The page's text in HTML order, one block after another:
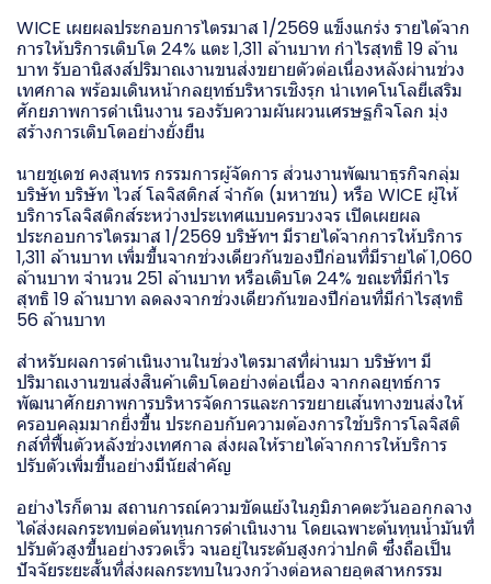
WICE เผยผลประกอบการไตรมาส 1/2569 แข็งแกร่ง รายได้จาก
การให้บริการเติบโต 24% แตะ 1,311 ล้านบาท กำไรสุทธิ 19 ล้าน
บาท รับอานิสงส์ปริมาณงานขนส่งขยายตัวต่อเนื่องหลังผ่านช่วง
เทศกาล พร้อมเดินหน้ากลยุทธ์บริหารเชิงรุก นำเทคโนโลยีเสริม
ศักยภาพการดำเนินงาน รองรับความผันผวนเศรษฐกิจโลก มุ่ง
สร้างการเติบโตอย่างยั่งยืน
นายชูเดช คงสุนทร กรรมการผู้จัดการ ส่วนงานพัฒนาธุรกิจกลุ่ม
บริษัท บริษัท ไวส์ โลจิสติกส์ จำกัด (มหาชน) หรือ WICE ผู้ให้
บริการโลจิสติกส์ระหว่างประเทศแบบครบวงจร เปิดเผยผล
ประกอบการไตรมาส 1/2569 บริษัทฯ มีรายได้จากการให้บริการ
1,311 ล้านบาท เพิ่มขึ้นจากช่วงเดียวกันของปีก่อนที่มีรายได้ 1,060
ล้านบาท จำนวน 251 ล้านบาท หรือเติบโต 24% ขณะที่มีกำไร
สุทธิ 19 ล้านบาท ลดลงจากช่วงเดียวกันของปีก่อนที่มีกำไรสุทธิ
56 ล้านบาท
สำหรับผลการดำเนินงานในช่วงไตรมาสที่ผ่านมา บริษัทฯ มี
ปริมาณงานขนส่งสินค้าเติบโตอย่างต่อเนื่อง จากกลยุทธ์การ
พัฒนาศักยภาพการบริหารจัดการและการขยายเส้นทางขนส่งให้
ครอบคลุมมากยิ่งขึ้น ประกอบกับความต้องการใช้บริการโลจิสติ
กส์ที่ฟื้นตัวหลังช่วงเทศกาล ส่งผลให้รายได้จากการให้บริการ
ปรับตัวเพิ่มขึ้นอย่างมีนัยสำคัญ
อย่างไรก็ตาม สถานการณ์ความขัดแย้งในภูมิภาคตะวันออกกลาง
ได้ส่งผลกระทบต่อต้นทุนการดำเนินงาน โดยเฉพาะต้นทุนน้ำมันที่
ปรับตัวสูงขึ้นอย่างรวดเร็ว จนอยู่ในระดับสูงกว่าปกติ ซึ่งถือเป็น
ปัจจัยระยะสั้นที่ส่งผลกระทบในวงกว้างต่อหลายอุตสาหกรรม